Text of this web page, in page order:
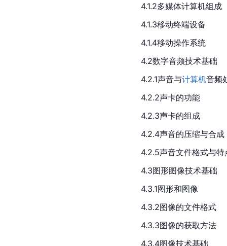
4.1.2多媒体计算机组成
4.1.3移动终端设备
4.1.4移动操作系统
4.2数字音频技术基础
4.2.1声音与计算机音频
4.2.2声卡的功能
4.2.3声卡的组成
4.2.4声音的压缩与合成
4.2.5声音文件格式与特
4.3图形图像技术基础
4.3.1图形和图像
4.3.2图像的文件格式
4.3.3图像的获取方法
4.3.4图像技术基础